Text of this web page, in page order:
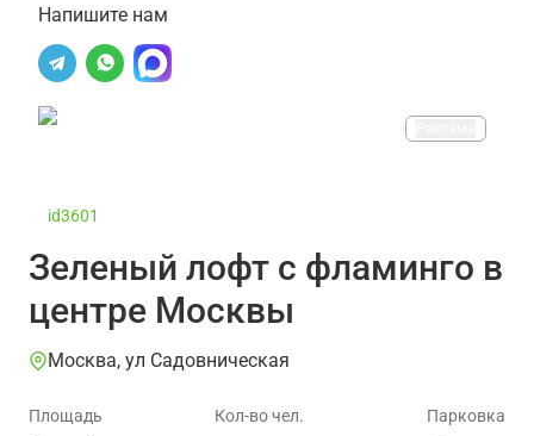
Напишите нам
id3601
Зеленый лофт с фламинго в
центре Москвы
Москва, ул Садовническая
Площадь
Кол-во чел.
Парковка